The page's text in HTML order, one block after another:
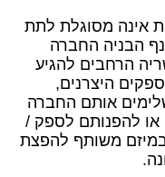
אינה מסוגלת לתת
הבניה החברה
הרחבים להגיע
היצרנים,
אותם החברה
או להפנותם לספק /
משותף להפצת